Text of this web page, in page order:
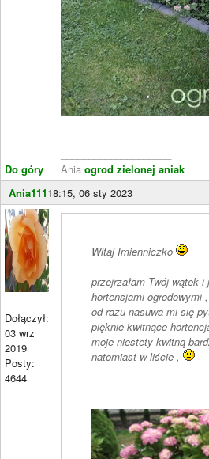
Do góry
Ania ogrod zielonej aniak
Ania11118:15, 06 sty 2023
Dołączył:
03 wrz
2019
Posty:
4644
Witaj Imienniczko
przejrzałam Twój wątek i jestem zachwycona
hortensjami ogrodowymi ,
od razu nasuwa mi się pytanie o sposób na tak
pięknie kwitnące
moje niestety kwitną bardzo
natomiast w liście ,